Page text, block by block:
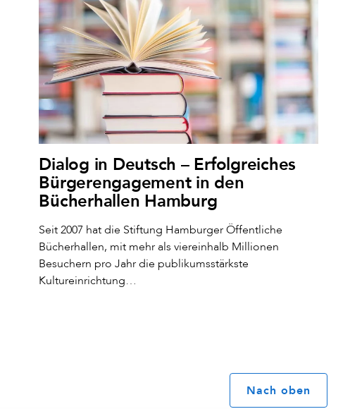
Dialog in Deutsch – Erfolgreiches
Bürgerengagement in den
Bücherhallen Hamburg
Seit 2007 hat die Stiftung Hamburger Öffentliche
Bücherhallen, mit mehr als viereinhalb Millionen
Besuchern pro Jahr die publikumsstärkste
Kultureinrichtung…
Nach oben